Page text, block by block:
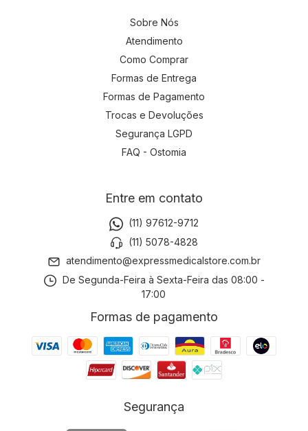
Sobre Nós
Atendimento
Como Comprar
Formas de Entrega
Formas de Pagamento
Trocas e Devoluções
Segurança LGPD
FAQ - Ostomia
Entre em contato
(11) 97612-9712
(11) 5078-4828
atendimento@expressmedicalstore.com.br
De Segunda-Feira à Sexta-Feira das 08:00 -
17:00
Formas de pagamento
Segurança